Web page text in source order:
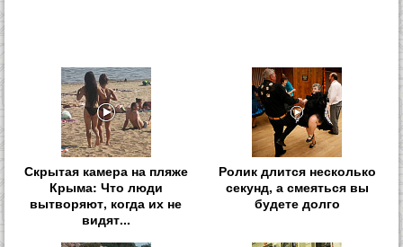
Скрытая камера на пляже
Крыма: Что люди
вытворяют, когда их не
видят...
Ролик длится несколько
секунд, а смеяться вы
будете долго